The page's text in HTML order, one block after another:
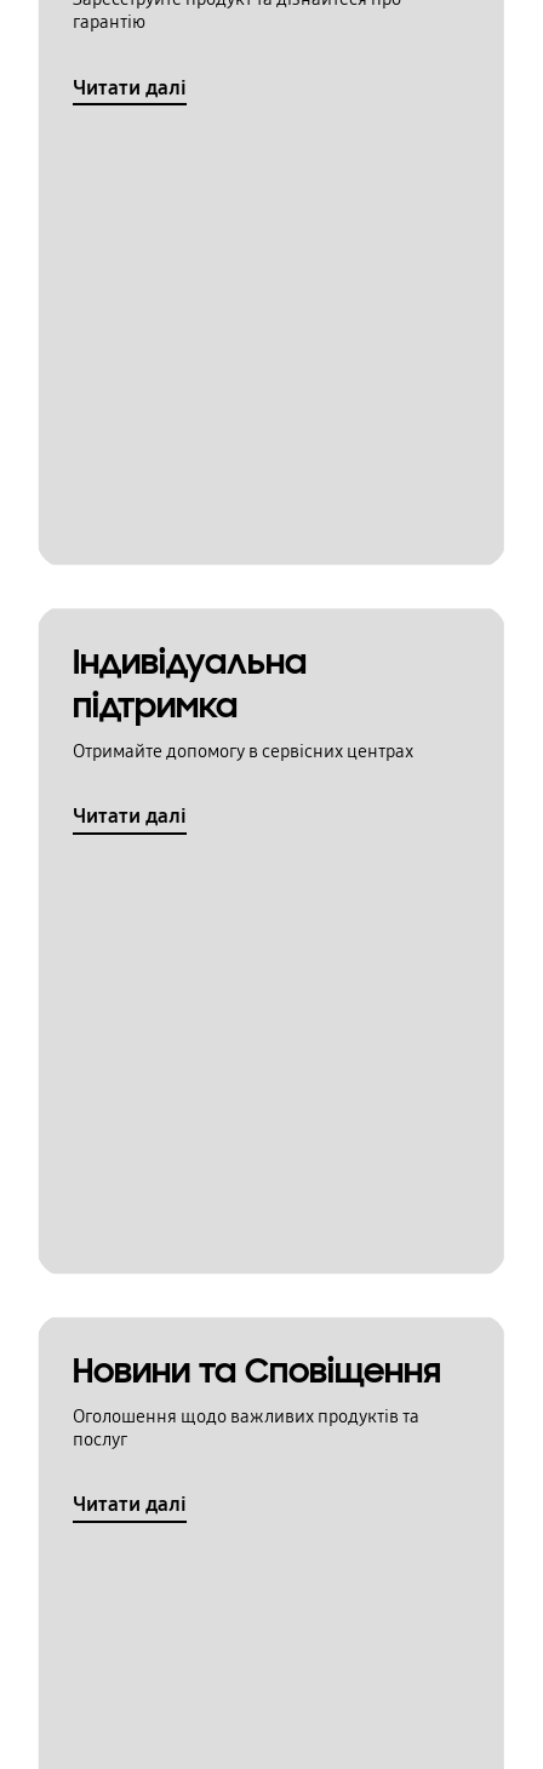
гарантію
Читати далі
Індивідуальна
підтримка
Отримайте допомогу в сервісних центрах
Читати далі
Новини та Сповіщення
Оголошення щодо важливих продуктів та
послуг
Читати далі